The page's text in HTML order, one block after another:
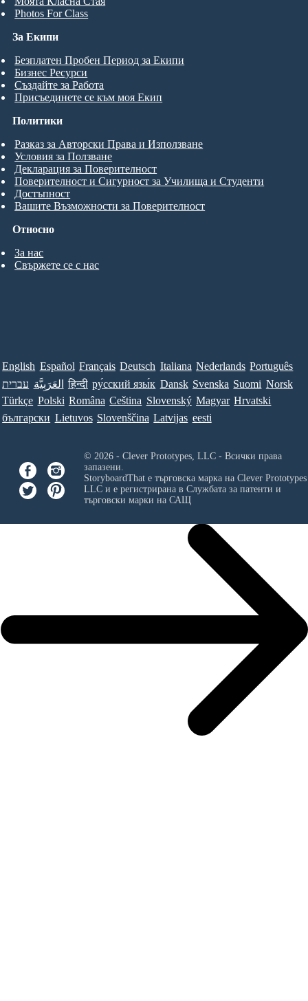
Photos For Class
За Екипи
Безплатен Пробен Период за Екипи
Бизнес Ресурси
Създайте за Работа
Присъединете се към моя Екип
Относно
За нас
Свържете се с нас
Политики
Разказ за Авторски Права и Използване
Условия за Ползване
Декларация за Поверителност
Поверителност и Сигурност за Училища и Студенти
Достъпност
Вашите Възможности за Поверителност
English Español Français Deutsch Italiana Nederlands Português
עברית العَرَبِيَّة हिन्दी ру́сский язы́к Dansk Svenska Suomi Norsk
Türkçe Polski Româna Ceština Slovenský Magyar Hrvatski
български Lietuvos Slovenščina Latvijas eesti
© 2026 - Clever Prototypes, LLC - Всички права
запазени.
StoryboardThat е търговска марка на Clever
LLCи е регистрирана в Службата за патенти и
търговски марки на САЩ